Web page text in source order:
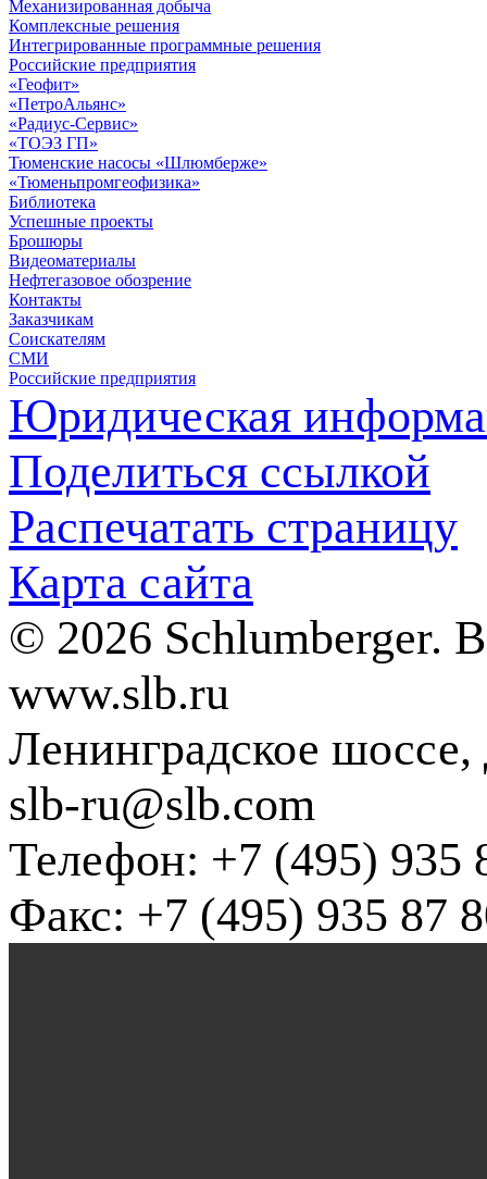
Механизированная добыча
Комплексные решения
Интегрированные программные решения
Российские предприятия
«Геофит»
«ПетроАльянс»
«Радиус-Сервис»
«ТОЭЗ ГП»
Тюменские насосы «Шлюмберже»
«Тюменьпромгеофизика»
Библиотека
Успешные проекты
Брошюры
Видеоматериалы
Нефтегазовое обозрение
Контакты
Заказчикам
Соискателям
СМИ
Российские предприятия
Юридическая
Поделиться ссылкой
Распечатать страницу
Карта сайта
© 2026 Schlumberger.
www.slb.ru
Ленинградское
slb-ru@slb.com
Телефон: +7 (495) 935
Факс: +7 (495) 935 87